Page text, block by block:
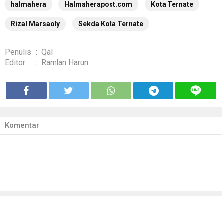
halmahera Halmaherapost.com Kota Ternate
Rizal Marsaoly Sekda Kota Ternate
Penulis : Qal
Editor
: Ramlan Harun
Komentar